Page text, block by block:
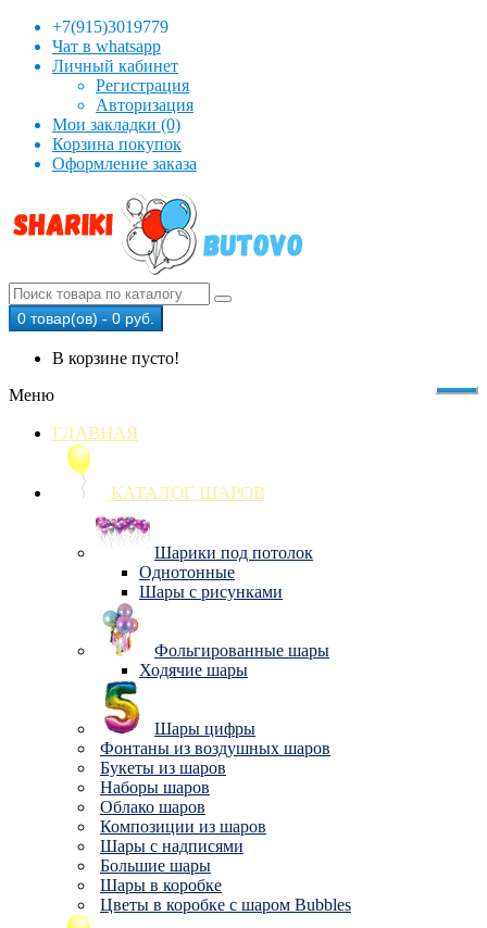
+7(915)3019779
Чат в whatsapp
Личный кабинет
Регистрация
Авторизация
Мои закладки (0)
Корзина покупок
Оформление заказа
0 товар(ов) - 0 руб.
В корзине пусто!
Меню
ГЛАВНАЯ
КАТАЛОГ ШАРОВ
Шарики под потолок
Однотонные
Шары с рисунками
Фольгированные шары
Ходячие шары
Шары цифры
Фонтаны из воздушных шаров
Букеты из шаров
Наборы шаров
Облако шаров
Композиции из шаров
Шары с надписями
Большие шары
Шары в коробке
Цветы в коробке с шаром Bubbles